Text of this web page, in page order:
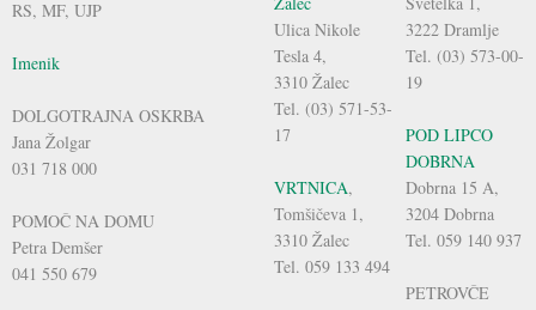
RS, MF, UJP
Imenik
DOLGOTRAJNA OSKRBA
Jana Žolgar
031 718 000
POMOČ NA DOMU
Petra Demšer
041 550 679
Ulica Nikole
Tesla 4,
3310 Žalec
Tel. (03) 571-53-
17
VRTNICA,
Tomšičeva 1,
3310 Žalec
Tel. 059 133 494
3222 Dramlje
Tel. (03) 573-00-
19
POD LIPCO
DOBRNA
Dobrna 15 A,
3204 Dobrna
Tel. 059 140 937
PETROVČE